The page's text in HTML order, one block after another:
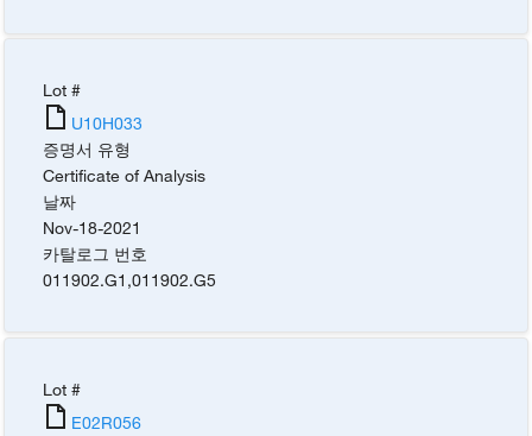
Lot #
U10H033
증명서 유형
Certificate of Analysis
날짜
Nov-18-2021
카탈로그 번호
011902.G1 ,011902.G5
Lot #
E02R056